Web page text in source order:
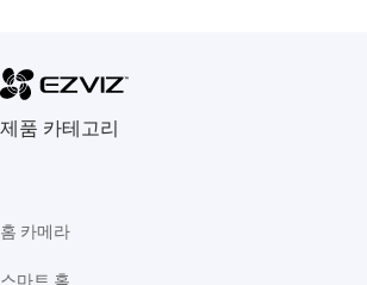
제품 카테고리
홈 카메라
스마트 홈